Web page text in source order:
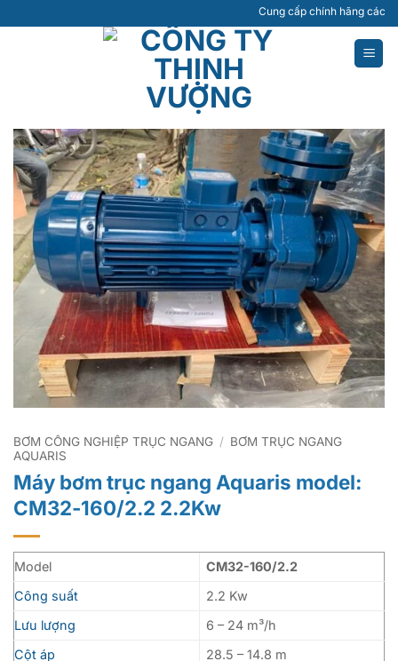
qua
Cung cấp chính hãng các loại
BƠM CÔNG NGHIỆP TRỤC NGANG / BƠM TRỤC NGANG
AQUARIS
Máy bơm trục ngang Aquaris model:
CM32-160/2.2 2.2Kw
Model
CM32-160/2.2
Công suất
2.2 Kw
Lưu lượng
6 – 24 m³/h
Cột áp
28.5 – 14.8 m